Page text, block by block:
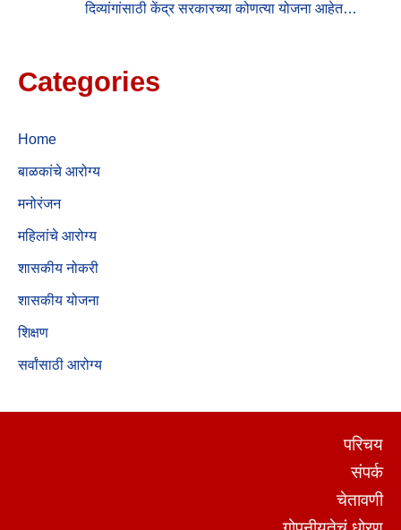
दिव्यांगांसाठी केंद्र सरकारच्या कोणत्या योजना आहेत…
Categories
Home
बाळकांचे आरोग्य
मनोरंजन
महिलांचे आरोग्य
शासकीय नोकरी
शासकीय योजना
शिक्षण
सर्वांसाठी आरोग्य
परिचय
संपर्क
चेतावणी